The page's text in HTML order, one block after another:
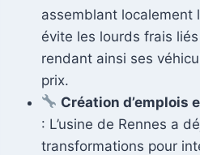
assemblant localement
évite les lourds frais
rendant ainsi ses
prix.
Création d’emplois
: L’usine de Rennes a
transformations pour